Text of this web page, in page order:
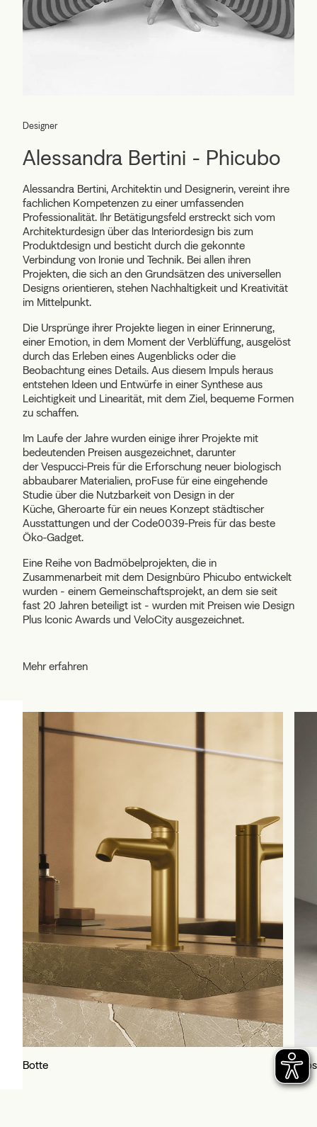
Designer
Alessandra Bertini - Phicubo
Alessandra Bertini, Architektin und Designerin, vereint ihre
fachlichen Kompetenzen zu einer umfassenden
Professionalität. Ihr Betätigungsfeld erstreckt sich vom
Architekturdesign über das Interiordesign bis zum
Produktdesign und besticht durch die gekonnte
Verbindung von Ironie und Technik. Bei allen ihren
Projekten, die sich an den Grundsätzen des universellen
Designs orientieren, stehen Nachhaltigkeit und Kreativität
im Mittelpunkt.
Die Ursprünge ihrer Projekte liegen in einer Erinnerung,
einer Emotion, in dem Moment der Verblüffung, ausgelöst
durch das Erleben eines Augenblicks oder die
Beobachtung eines Details. Aus diesem Impuls heraus
entstehen Ideen und Entwürfe in einer Synthese aus
Leichtigkeit und Linearität, mit dem Ziel, bequeme Formen
zu schaffen.
Im Laufe der Jahre wurden einige ihrer Projekte mit
bedeutenden Preisen ausgezeichnet, darunter
derVespucci-Preis für die Erforschung neuer biologisch
abbaubarer Materialien, proFuse für eine eingehende
Studie über die Nutzbarkeit von Design in der
Küche, Gheroarte für ein neues Konzept städtischer
Ausstattungen und derCode0039-Preis für das beste
Öko-Gadget.
Eine Reihe von Badmöbelprojekten, die in
Zusammenarbeit mit dem Designbüro Phicubo entwickelt
wurden - einem Gemeinschaftsprojekt, an dem sie seit
fast 20 Jahren beteiligt ist - wurden mit Preisen wie Design
Plus Iconic Awards und VeloCityausgezeichnet.
Mehr erfahren
Cross Road